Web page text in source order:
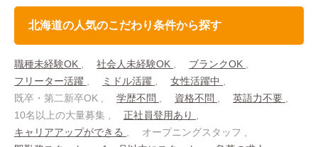
北海道の人気のこだわり条件から探す
職種未経験OK 社会人未経験OK
ブランクOK
フリーター活躍
ミドル活躍
女性活躍中
既卒・第二新卒OK
学歴不問 資格不問
英語力不要
10名以上の大量募集
正社員登用あり
キャリアアップができる
オープニングスタッフ